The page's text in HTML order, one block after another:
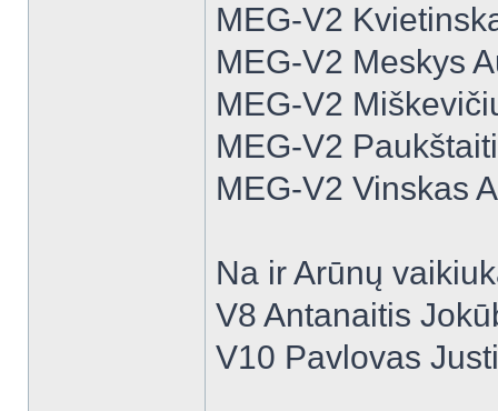
MEG-V2
MEG-V2 Meskys
MEG-V2
MEG-V2
MEG-V2 Vinskas
Na ir Arūnų
V8 Antanaitis
V10 Pavlovas